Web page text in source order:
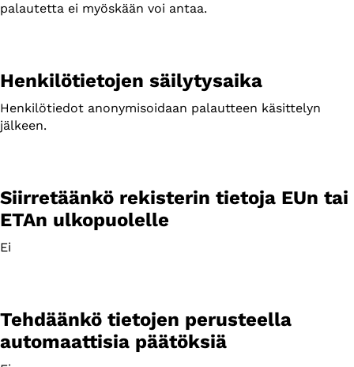
palautetta ei myöskään voi antaa.
Henkilötietojen säilytysaika
Henkilötiedot anonymisoidaan palautteen käsittelyn
jälkeen.
Siirretäänkö rekisterin tietoja EUn tai
ETAn ulkopuolelle
Ei
Tehdäänkö tietojen perusteella
automaattisia päätöksiä